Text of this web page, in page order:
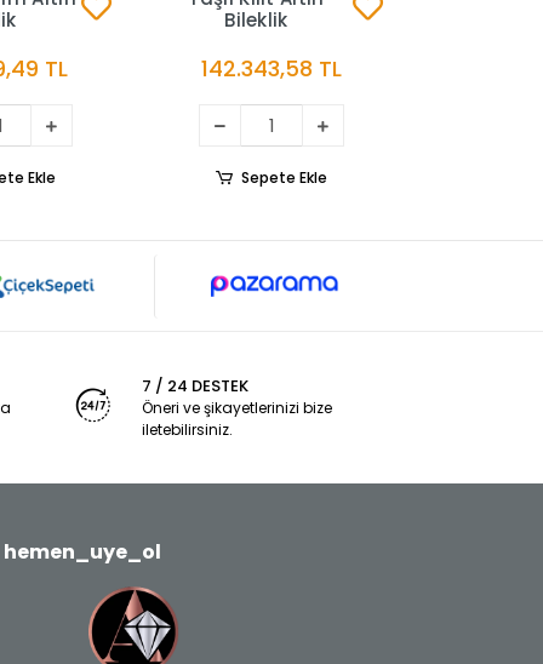
TL
Ekle
Bileklik
142.343,58 TL
Sepete Ekle
7 / 24 DESTEK
Öneri ve şikayetlerinizi bize
iletebilirsiniz.
hemen_uye_ol